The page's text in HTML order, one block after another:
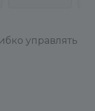
управлять